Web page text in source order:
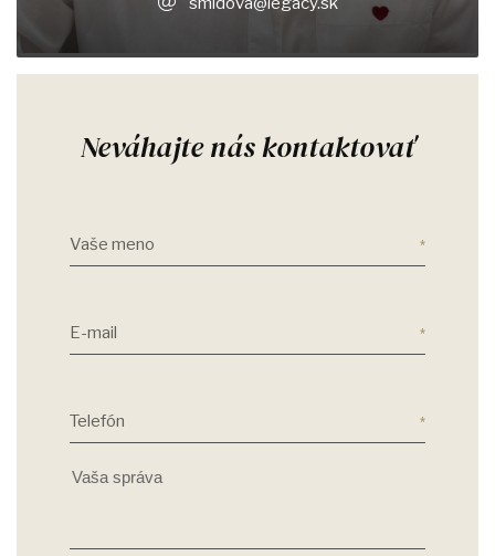
Neváhajte nás kontaktovať
Vaše meno
E-mail
Telefón